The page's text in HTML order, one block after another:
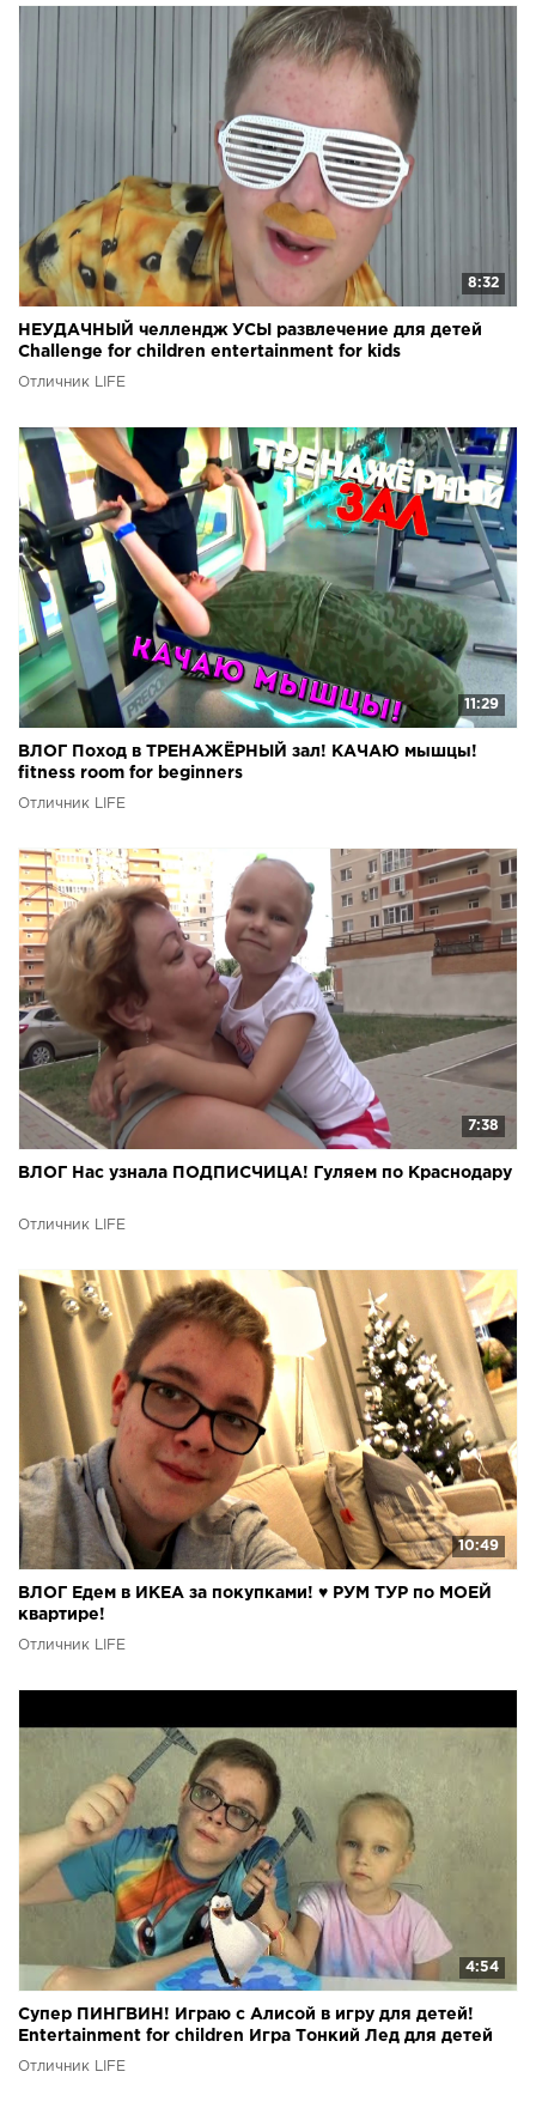
8:32
НЕУДАЧНЫЙ челлендж УСЫ развлечение для детей
Challenge for children entertainment for kids
Отличник LIFE
11:29
ВЛОГ Поход в ТРЕНАЖЁРНЫЙ зал! КАЧАЮ мышцы!
fitness room for beginners
Отличник LIFE
7:38
ВЛОГ Нас узнала ПОДПИСЧИЦА! Гуляем по Краснодару
Отличник LIFE
10:49
ВЛОГ Едем в ИКЕА за покупками! ♥ РУМ ТУР по МОЕЙ
квартире!
Отличник LIFE
4:54
Супер ПИНГВИН! Играю с Алисой в игру для детей!
Entertainment for children Игра Тонкий Лед для детей
Отличник LIFE